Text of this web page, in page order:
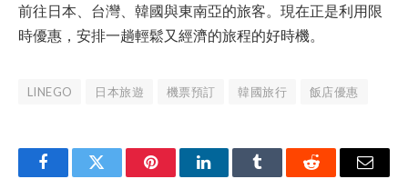
前往日本、台灣、韓國與東南亞的旅客。現在正是利用限
時優惠，安排一趟輕鬆又經濟的旅程的好時機。
LINEGO 日本旅遊 機票預訂 韓國旅行 飯店優惠
FacebookTwitter PinterestLinkedInTumblr Reddit Email